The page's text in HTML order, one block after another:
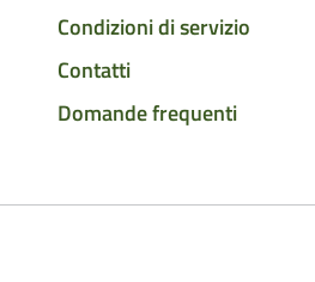
Condizioni di servizio
Contatti
Domande frequenti